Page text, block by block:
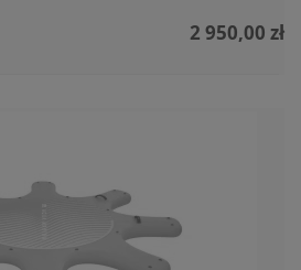
2 950,00 zł